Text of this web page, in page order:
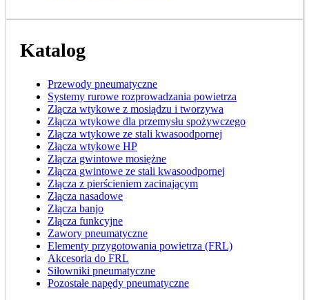
Katalog
Przewody pneumatyczne
Systemy rurowe rozprowadzania powietrza
Złącza wtykowe z mosiądzu i tworzywa
Złącza wtykowe dla przemysłu spożywczego
Złącza wtykowe ze stali kwasoodpornej
Złącza wtykowe HP
Złącza gwintowe mosiężne
Złącza gwintowe ze stali kwasoodpornej
Złącza z pierścieniem zacinającym
Złącza nasadowe
Złącza banjo
Złącza funkcyjne
Zawory pneumatyczne
Elementy przygotowania powietrza (FRL)
Akcesoria do FRL
Siłowniki pneumatyczne
Pozostałe napędy pneumatyczne